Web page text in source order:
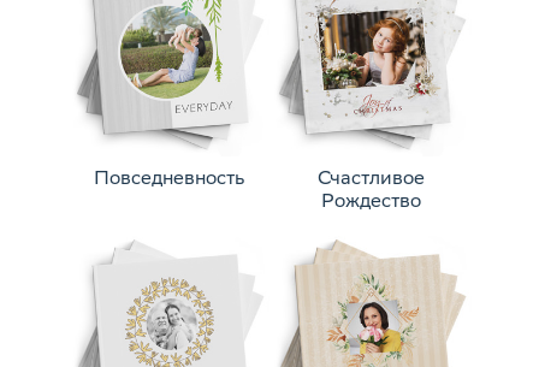
Повседневность
Счастливое
Рождество